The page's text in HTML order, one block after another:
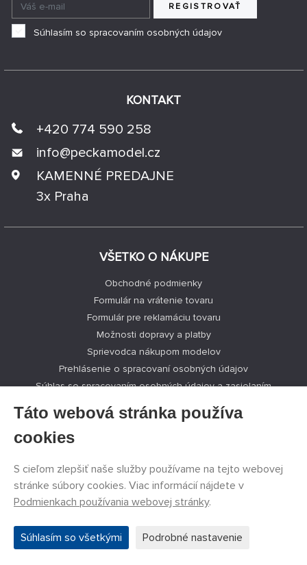
VŠETKO O NÁKUPE
Obchodné podmienky
Formulár na vrátenie tovaru
Formulár pre reklamáciu tovaru
Možnosti dopravy a platby
Sprievodca nákupom modelov
Prehlásenie o spracovaní osobných údajov
Súhlas so spracovaním osobných údajov a zasielaním
Aktuality
Výrobcovia modelov
Kontakty
KONTAKT
+420 774 590 258
info@peckamodel.cz
KAMENNÉ PREDAJNE
3x Praha
REGISTROVAŤ
Súhlasím so spracovaním osobných údajov
Táto webová stránka používa
cookies
S cieľom zlepšiť naše služby používame na tejto webovej
stránke súbory cookies. Viac informácií nájdete v
Podmienkach používania webovej stránky.
Súhlasím so všetkými Podrobné nastavenie